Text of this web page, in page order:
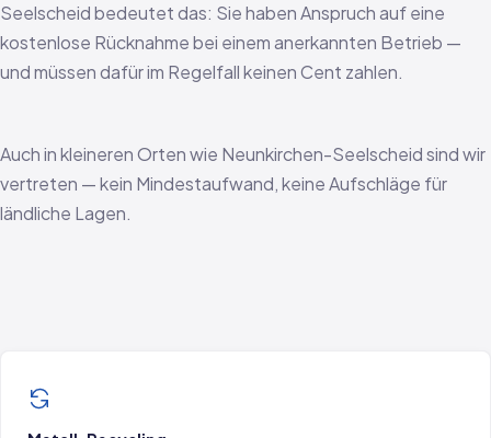
Seelscheid bedeutet das: Sie haben Anspruch auf eine
kostenlose Rücknahme bei einem anerkannten Betrieb —
und müssen dafür im Regelfall keinen Cent zahlen.
Auch in kleineren Orten wie Neunkirchen-Seelscheid sind wir
vertreten — kein Mindestaufwand, keine Aufschläge für
ländliche Lagen.